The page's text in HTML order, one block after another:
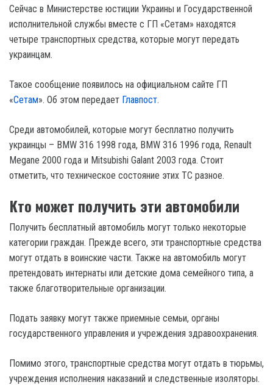
Сейчас в Министерстве юстиции Украины и Государственной
исполнительной службы вместе с ГП «Сетам» находятся
четыре транспортных средства, которые могут передать
украинцам.
Такое сообщение появилось на официальном сайте ГП
«Сетам». Об этом передает Главпост.
Среди автомобилей, которые могут бесплатно получить
украинцы – BMW 316 1998 года, BMW 316 1996 года, Renault
Megane 2000 года и Mitsubishi Galant 2003 года. Стоит
отметить, что техническое состояние этих ТС разное.
Кто может получить эти автомобили
Получить бесплатный автомобиль могут только некоторые
категории граждан. Прежде всего, эти транспортные средства
могут отдать в воинские части. Также на автомобиль могут
претендовать интернаты или детские дома семейного типа, а
также благотворительные организации.
Подать заявку могут также приемные семьи, органы
государственного управления и учреждения здравоохранения.
Помимо этого, транспортные средства могут отдать в тюрьмы,
учреждения исполнения наказаний и следственные изоляторы.